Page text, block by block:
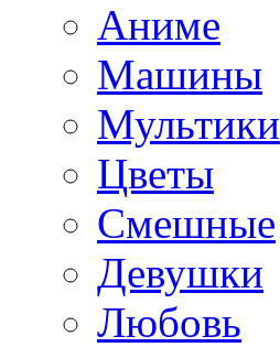
Аниме
Машины
Мультики
Цветы
Смешные
Девушки
Любовь